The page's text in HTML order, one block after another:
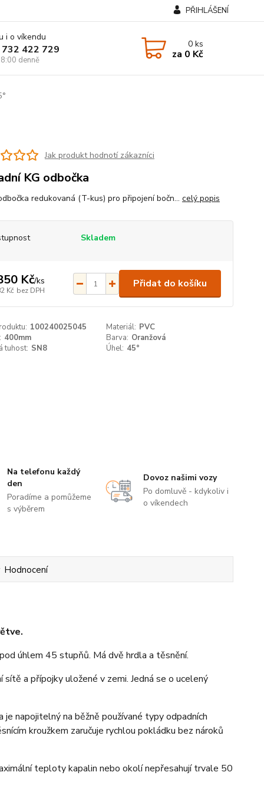
PŘIHLÁŠENÍ
i o víkendu
422 729
denně
0ks
za 0 Kč
Jak produkt hodnotí zákazníci
KG odbočka
redukovaná (T-kus) pro připojení bočn... celý popis
Skladem
Kč/ks
Kč bez DPH
Přidat do košíku
100240025045 Materiál: PVC
400mm Barva: Oranžová
tuhost: SN8 Úhel: 45°
Na telefonu každý
den
Poradíme a pomůžeme
s výběrem
Dovoz našimi vozy
Po domluvě - kdykoliv i
o víkendech
Hodnocení
úhlem 45 stupňů. Má dvě hrdla a těsnění.
a přípojky uložené v zemi. Jedná se o ucelený
napojitelný na běžně používané typy odpadních
kroužkem zaručuje rychlou pokládku bez nároků
teploty kapalin nebo okolí nepřesahují trvale 50